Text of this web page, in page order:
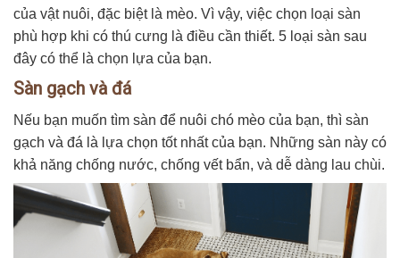
của vật nuôi, đặc biệt là mèo. Vì vậy, việc chọn loại sàn
phù hợp khi có thú cưng là điều cần thiết. 5 loại sàn sau
đây có thể là chọn lựa của bạn.
Sàn gạch và đá
Nếu bạn muốn tìm sàn để nuôi chó mèo của bạn, thì sàn
gạch và đá là lựa chọn tốt nhất của bạn. Những sàn này có
khả năng chống nước, chống vết bẩn, và dễ dàng lau chùi.